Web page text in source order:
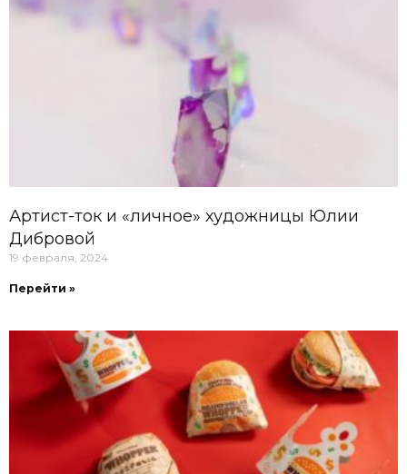
Артист-ток и «личное» художницы Юлии
Дибровой
19 февраля, 2024
Перейти »